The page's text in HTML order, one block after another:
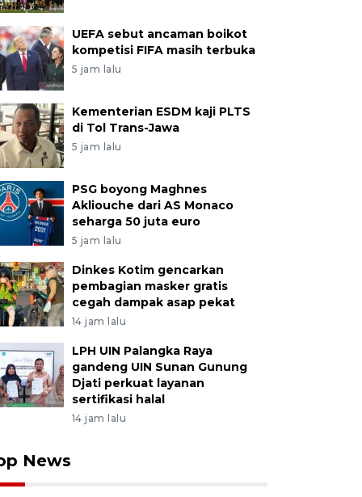
UEFA sebut ancaman boikot
kompetisi FIFA masih terbuka
5 jam lalu
Kementerian ESDM kaji PLTS
di Tol Trans-Jawa
5 jam lalu
PSG boyong Maghnes
Akliouche dari AS Monaco
seharga 50 juta euro
5 jam lalu
Dinkes Kotim gencarkan
pembagian masker gratis
cegah dampak asap pekat
14 jam lalu
LPH UIN Palangka Raya
gandeng UIN Sunan Gunung
Djati perkuat layanan
sertifikasi halal
14 jam lalu
News